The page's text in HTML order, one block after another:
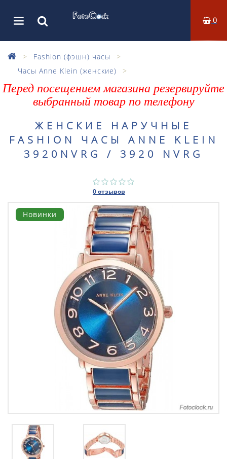
0
Fashion (фэшн) часы
Часы Anne Klein (женские)
Перед посещением магазина резервируйте
выбранный товар по телефону
ЖЕНСКИЕ НАРУЧНЫЕ
FASHION ЧАСЫ ANNE KLEIN
3920NVRG / 3920 NVRG
0 отзывов
Новинки